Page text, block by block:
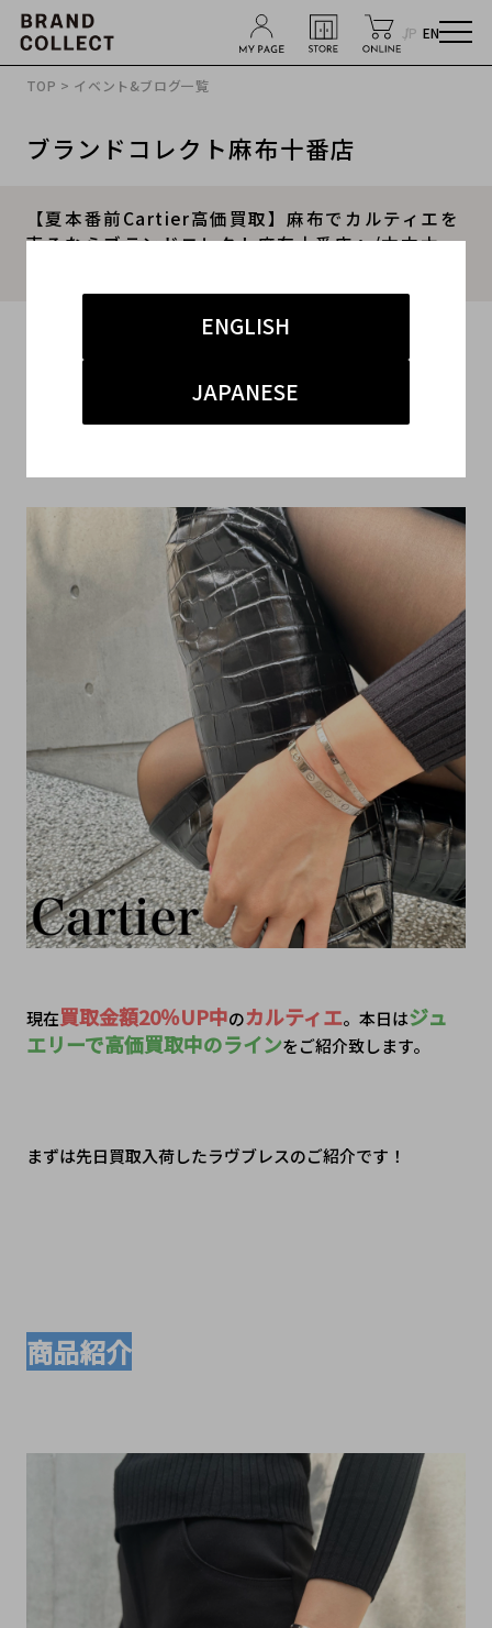
JP EN
ENGLISH
JAPANESE
TOP > イベント&ブログ一覧
ブランドコレクト麻布十番店
【夏本番前Cartier高価買取】麻布でカルティエを
売るならブランドコレクト麻布十番店へ/六本木・
#麻布十番 ハイブランド
#ブランド買取キャンペーン
現在買取金額20％UP中のカルティエ。本日はジュ
エリーで高価買取中のラインをご紹介致します。
まずは先日買取入荷したラヴブレスのご紹介です！
商品紹介